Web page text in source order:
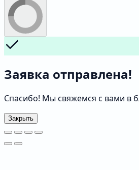
Заявка отправлена!
Спасибо! Мы свяжемся с вами в
Закрыть